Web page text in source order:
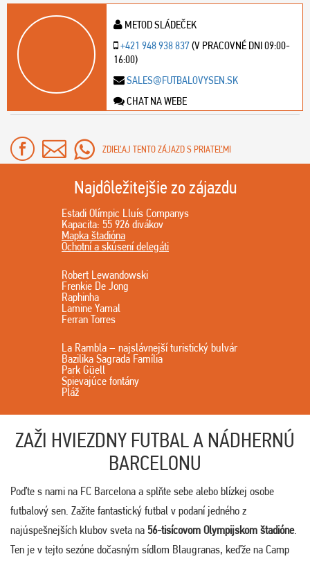
METOD SLÁDEČEK
+421 948 938 837(V PRACOVNÉ DNI 09:00-
16:00)
SALES@FUTBALOVYSEN.SK
CHAT NA WEBE
ZDIEĽAJ TENTO ZÁJAZD S PRIATEĽMI
Najdôležitejšie zo zájazdu
Estadi Olímpic Lluís Companys
Kapacita: 55 926 divákov
Mapka štadióna
Ochotní a skúsení delegáti
Robert Lewandowski
Frenkie De Jong
Raphinha
Lamine Yamal
Ferran Torres
La Rambla – najslávnejší turistický bulvár
Bazilika Sagrada Família
Park Güell
Spievajúce fontány
Pláž
ZAŽI HVIEZDNY FUTBAL A NÁDHERNÚ
BARCELONU
Poďte s nami na FC Barcelona a splňte sebe alebo blízkej osobe
futbalový sen. Zažite fantastický futbal v podaní jedného z
najúspešnejších klubov sveta na 56-tisícovom Olympijskom štadióne.
Ten je v tejto sezóne dočasným sídlom Blaugranas, keďže na Camp